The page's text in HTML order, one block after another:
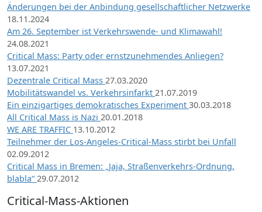
Änderungen bei der Anbindung gesellschaftlicher Netzwerke
18.11.2024
Am 26. September ist Verkehrswende- und Klimawahl!
24.08.2021
Critical Mass: Party oder ernstzunehmendes Anliegen?
13.07.2021
Dezentrale Critical Mass 27.03.2020
Mobilitätswandel vs. Verkehrsinfarkt 21.07.2019
Ein einzigartiges demokratisches Experiment 30.03.2018
All Critical Mass is Nazi 20.01.2018
WE ARE TRAFFIC 13.10.2012
Teilnehmer der Los-Angeles-Critical-Mass stirbt bei Unfall
02.09.2012
Critical Mass in Bremen: „Jaja, Straßenverkehrs-Ordnung,
blabla“ 29.07.2012
Critical-Mass-Aktionen